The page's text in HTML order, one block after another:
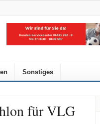
Sonstiges
für VLG